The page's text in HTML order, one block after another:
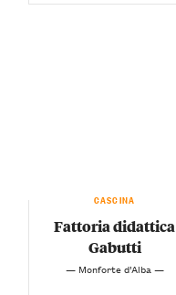
CASCINA
Fattoria didattica
Gabutti
— Monforte d’Alba —